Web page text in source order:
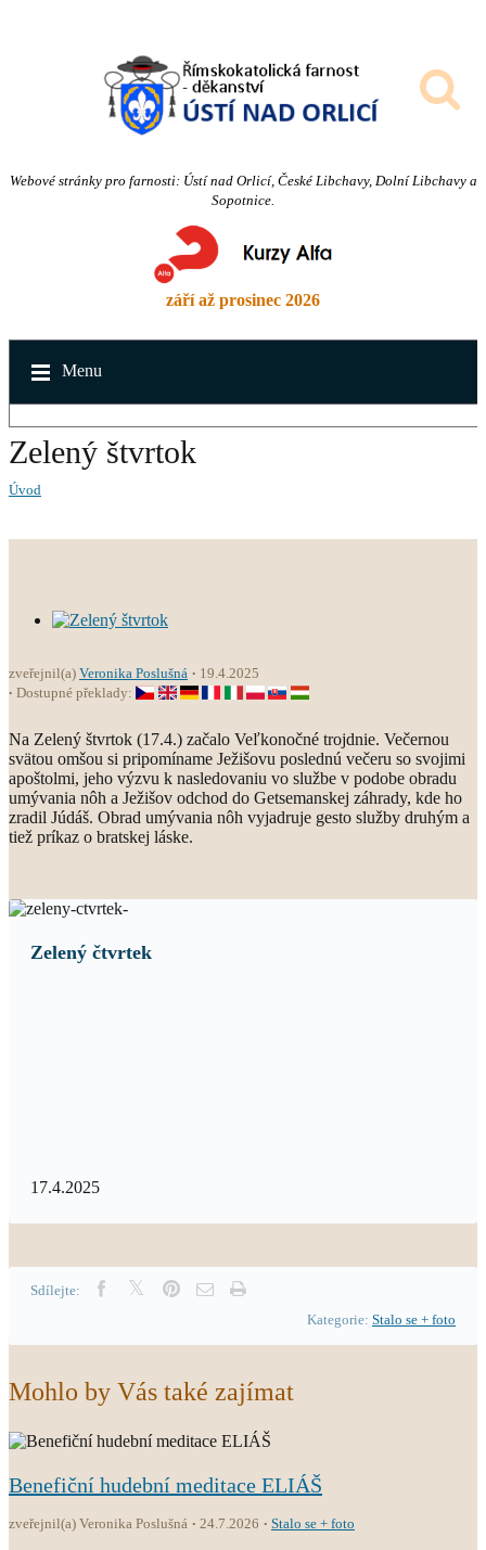
Webové stránky pro farnosti: Ústí nad Orlicí, České Libchavy, Dolní Libchavy a
Sopotnice.
září až prosinec 2026
Menu
Zelený štvrtok
Úvod
zveřejnil(a) Veronika Poslušná
19.4.2025
Dostupné překlady:
Na Zelený štvrtok (17.4.) začalo Veľkonočné trojdnie. Večernou
svätou omšou si pripomíname Ježišovu poslednú večeru so svojimi
apoštolmi, jeho výzvu k nasledovaniu vo službe v podobe obradu
umývania nôh a Ježišov odchod do Getsemanskej záhrady, kde ho
zradil Júdáš. Obrad umývania nôh vyjadruje gesto služby druhým a
tiež príkaz o bratskej láske.
Zelený čtvrtek
17.4.2025
Sdílejte:
Kategorie: Stalo se + foto
Mohlo by Vás také zajímat
Benefiční hudební meditace ELIÁŠ
zveřejnil(a) Veronika Poslušná 24.7.2026 Stalo se + foto